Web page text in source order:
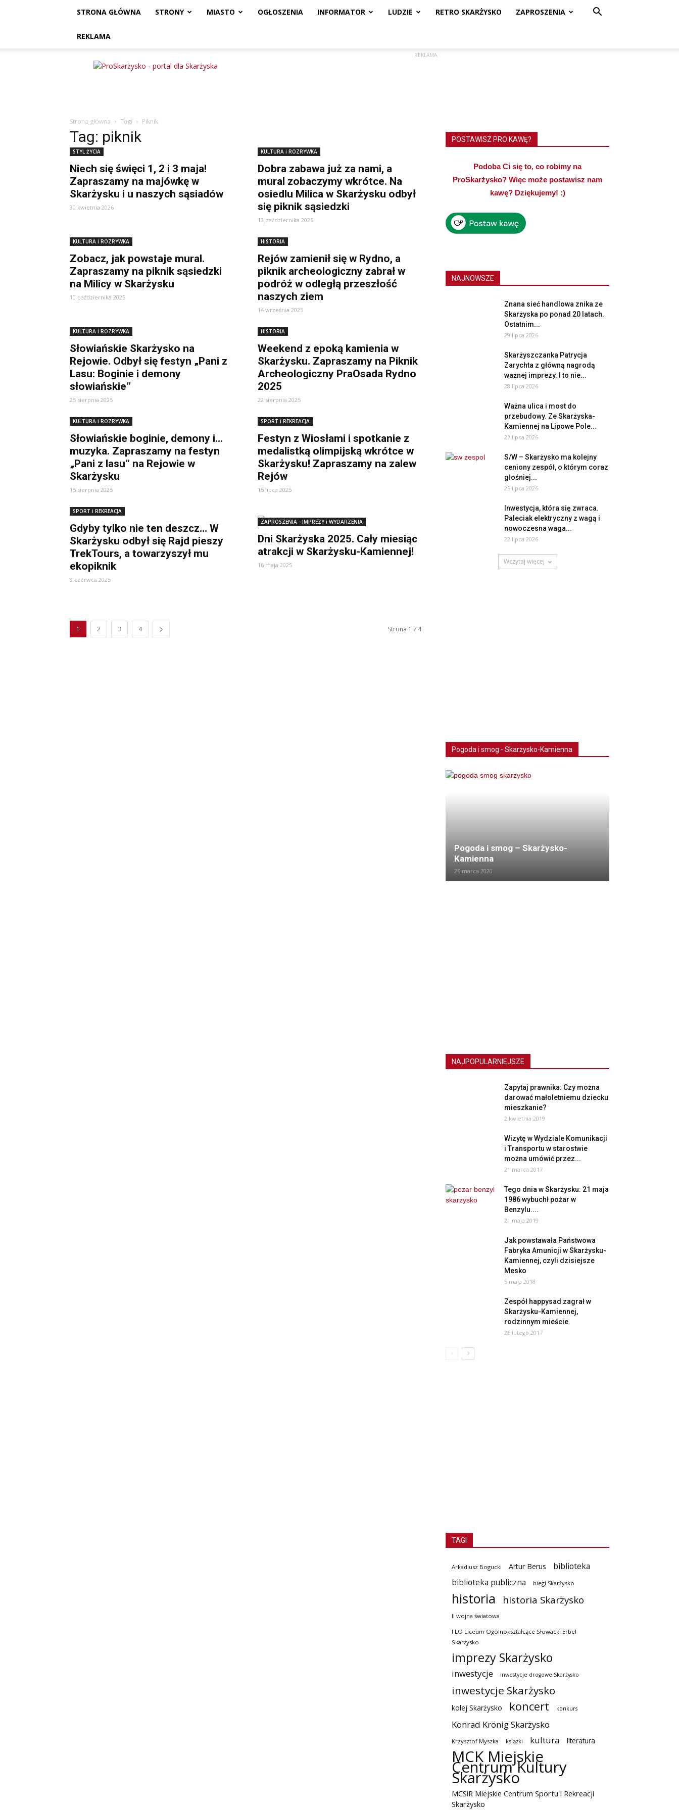
STRONA GŁÓWNA STRONY MIASTO OGŁOSZENIA INFORMATOR LUDZIE RETRO SKARŻYSKO ZAPROSZENIA
REKLAMA
ProSkarżysko
REKLAMA
Strona główna Tagi Piknik
Tag: piknik
STYL ŻYCIA
Niech się święci 1, 2 i 3 maja!
Zapraszamy na majówkę w
Skarżysku i u naszych sąsiadów
30 kwietnia 2026
KULTURA i ROZRYWKA
Dobra zabawa już za nami, a
mural zobaczymy wkrótce. Na
osiedlu Milica w Skarżysku odbył
się piknik sąsiedzki
13 października 2025
KULTURA i ROZRYWKA
Zobacz, jak powstaje mural.
Zapraszamy na piknik sąsiedzki
na Milicy w Skarżysku
10 października 2025
HISTORIA
Rejów zamienił się w Rydno, a
piknik archeologiczny zabrał w
podróż w odległą przeszłość
naszych ziem
14 września 2025
KULTURA i ROZRYWKA
Słowiańskie Skarżysko na
Rejowie. Odbył się festyn „Pani z
Lasu: Boginie i demony
słowiańskie”
25 sierpnia 2025
HISTORIA
Weekend z epoką kamienia w
Skarżysku. Zapraszamy na Piknik
Archeologiczny PraOsada Rydno
2025
22 sierpnia 2025
KULTURA i ROZRYWKA
Słowiańskie boginie, demony i…
muzyka. Zapraszamy na festyn
„Pani z lasu” na Rejowie w
Skarżysku
15 sierpnia 2025
SPORT i REKREACJA
Festyn z Wiosłami i spotkanie z
medalistką olimpijską wkrótce w
Skarżysku! Zapraszamy na zalew
Rejów
15 lipca 2025
SPORT i REKREACJA
Gdyby tylko nie ten deszcz… W
Skarżysku odbył się Rajd pieszy
TrekTours, a towarzyszył mu
ekopiknik
9 czerwca 2025
ZAPROSZENIA - IMPREZY i WYDARZENIA
Dni Skarżyska 2025. Cały miesiąc
atrakcji w Skarżysku-Kamiennej!
16 maja 2025
1 2 3 4 Strona 1 z 4
POSTAWISZ PRO KAWĘ?
Podoba Ci się to, co robimy na
ProSkarżysko? Więc może postawisz nam
kawę? Dziękujemy! :)
NAJNOWSZE
Znana sieć handlowa znika ze
Skarżyska po ponad 20 latach.
Ostatnim...
29 lipca 2026
Skarżyszczanka Patrycja
Zarychta z główną nagrodą
ważnej imprezy. I to nie...
28 lipca 2026
Ważna ulica i most do
przebudowy. Ze Skarżyska-
Kamiennej na Lipowe Pole...
27 lipca 2026
S/W – Skarżysko ma kolejny
ceniony zespół, o którym coraz
głośniej...
25 lipca 2026
Inwestycja, która się zwraca.
Paleciak elektryczny z wagą i
nowoczesna waga...
22 lipca 2026
Wczytaj więcej
Pogoda i smog - Skarżysko-Kamienna
Pogoda i smog – Skarżysko-
Kamienna
26 marca 2020
NAJPOPULARNIEJSZE
Zapytaj prawnika: Czy można
darować małoletniemu dziecku
mieszkanie?
2 kwietnia 2019
Wizytę w Wydziale Komunikacji
i Transportu w starostwie
można umówić przez...
21 marca 2017
Tego dnia w Skarżysku: 21 maja
1986 wybuchł pożar w
Benzylu....
21 maja 2019
Jak powstawała Państwowa
Fabryka Amunicji w Skarżysku-
Kamiennej, czyli dzisiejsze
Mesko
5 maja 2018
Zespół happysad zagrał w
Skarżysku-Kamiennej,
rodzinnym mieście
26 lutego 2017
TAGI
Arkadiusz Bogucki Artur Berus
biblioteka
biblioteka publiczna
biegi Skarżysko
historia historia Skarżysko
II wojna światowa
I LO Liceum Ogólnokształcące Słowacki Erbel
Skarżysko
imprezy Skarżysko
inwestycje inwestycje drogowe Skarżysko
inwestycje Skarżysko
kolej Skarżysko koncert konkurs
Konrad Krönig Skarżysko
Krzysztof Myszka książki kultura literatura
MCK Miejskie
Centrum Kultury
Skarżysko
MCSiR Miejskie Centrum Sportu i Rekreacji
Skarżysko